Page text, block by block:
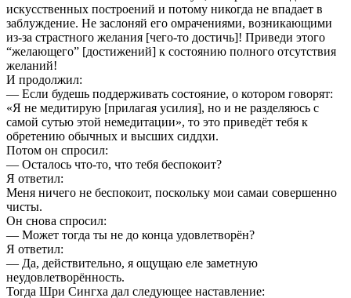
искусственных построений и потому никогда не впадает в
заблуждение. Не заслоняй его омрачениями, возникающими
из-за страстного желания [чего-то достичь]! Приведи этого
“желающего” [достижений] к состоянию полного отсутствия
желаний!
И продолжил:
— Если будешь поддерживать состояние, о котором говорят:
«Я не медитирую [прилагая усилия], но и не разделяюсь с
самой сутью этой немедитации», то это приведёт тебя к
обретению обычных и высших сиддхи.
Потом он спросил:
— Осталось что-то, что тебя беспокоит?
Я ответил:
Меня ничего не беспокоит, поскольку мои самаи совершенно
чисты.
Он снова спросил:
— Может тогда ты не до конца удовлетворён?
Я ответил:
— Да, действительно, я ощущаю еле заметную
неудовлетворённость.
Тогда Шри Сингха дал следующее наставление: